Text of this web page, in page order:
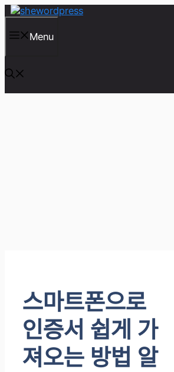
컨
츠
건
너
뛰
기
Menu
스마트폰으로
인증서 쉽게 가
져오는 방법 알